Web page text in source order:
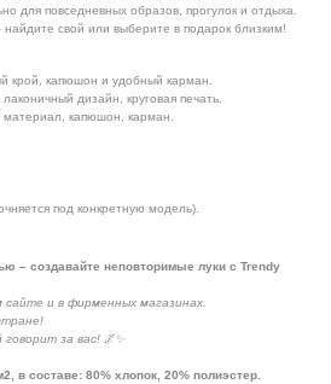
для повседневных образов, прогулок и отдыха.
найдите свой или выберите в подарок близким!
крой, капюшон и удобный карман.
лаконичный дизайн, круговая печать.
капюшон, карман.
под конкретную модель).
– создавайте неповторимые луки с Trendy
сайте и в фирменных магазинах.
говорит за вас! 🌌✨
в составе: 80% хлопок, 20% полиэстер.